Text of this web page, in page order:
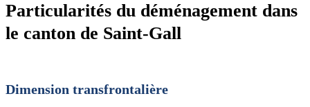
Particularités du déménagement dans
le canton de Saint-Gall
Dimension transfrontalière